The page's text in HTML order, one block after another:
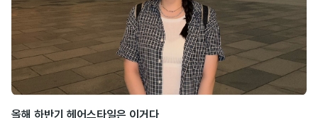
올해 하반기 헤어스타일은 이거다